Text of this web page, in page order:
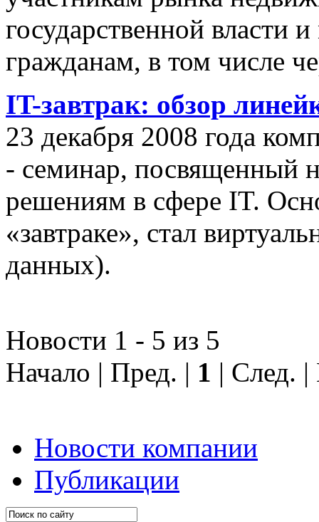
государственной власти
гражданам, в том числе
IT-завтрак: обзор
23 декабря 2008 года
- семинар, посвященный
решениям в сфере IT.
«завтраке», стал
данных).
Новости 1 - 5 из 5
Начало | Пред. | 1 | След.
Новости компании
Публикации